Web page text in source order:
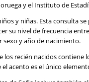
y el Instituto de
y niñas. Esta consulta
su nivel de frecuencia
y año de nacimiento.
recién nacidos
acento es el único